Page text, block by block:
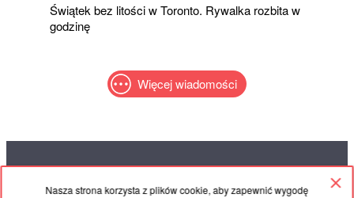
Nasza strona korzysta z plików cookie, aby zapewnić wygodę
Świątek bez litości w Toronto. Rywalka rozbita w
godzinę
Więcej wiadomości
REDTRAM